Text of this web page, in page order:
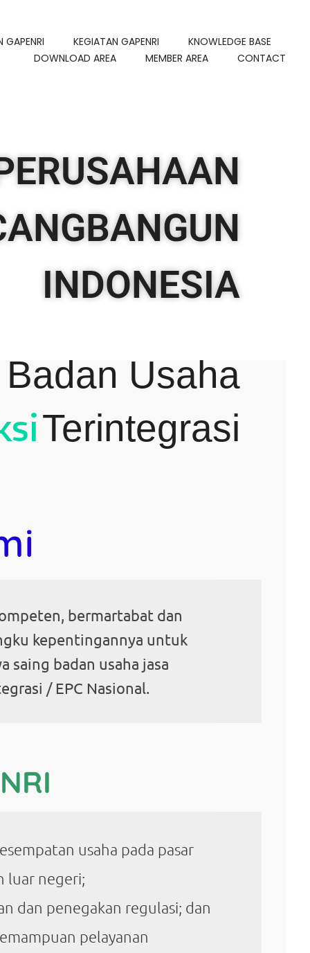
GAPENRI KEGIATAN GAPENRI
KNOWLEDGE BASE
DOWNLOAD AREA
MEMBER AREA CONTACT
INDONESIA
Usaha
Terintegrasi
bermartabat dan
kepentingannya untuk
saing badan usaha jasa
/ EPC Nasional.
usaha pada pasar
luar negeri;
dan penegakan regulasi; dan
pelayanan